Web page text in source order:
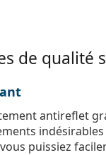
de qualité
antireflet
puissiez